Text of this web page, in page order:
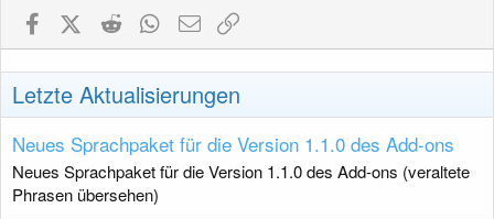
FacebookX (Twitter)
Reddit WhatsApp
E-Mail
Letzte Aktualisierungen
Neues Sprachpaket für die Version 1.1.0 des Add-ons
Neues Sprachpaket für die Version 1.1.0 des Add-ons (veraltete
Phrasen übersehen)